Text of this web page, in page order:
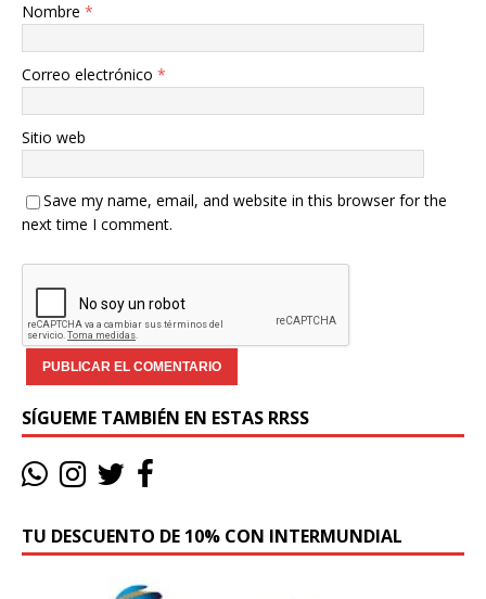
Nombre *
Correo electrónico *
Sitio web
Save my name, email, and website in this browser for the
next time I comment.
SÍGUEME TAMBIÉN EN ESTAS RRSS
TU DESCUENTO DE 10% CON INTERMUNDIAL